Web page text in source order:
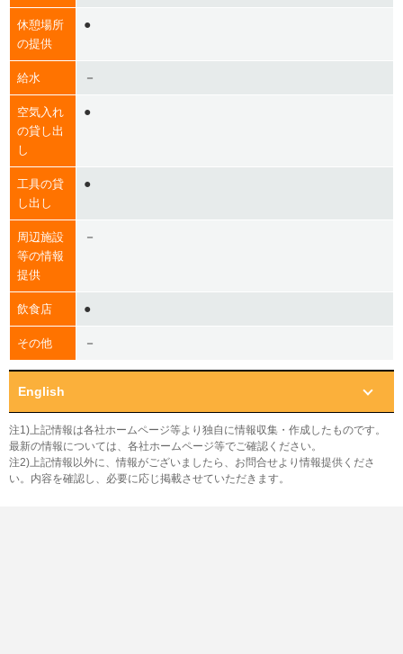
休憩場所
の提供
●
給水 －
空気入れ
の貸し出
し
●
工具の貸
し出し
●
周辺施設
等の情報
提供
－
飲食店 ●
その他 －
English
注1)上記情報は各社ホームページ等より独自に情報収集・作成したものです。
最新の情報については、各社ホームページ等でご確認ください。
注2)上記情報以外に、情報がございましたら、お問合せより情報提供くださ
い。内容を確認し、必要に応じ掲載させていただきます。